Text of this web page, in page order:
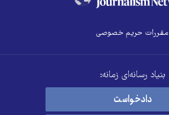
مقررات حریم خصوصی
بنیاد رسانه‌ای زمانه:
دادخواست